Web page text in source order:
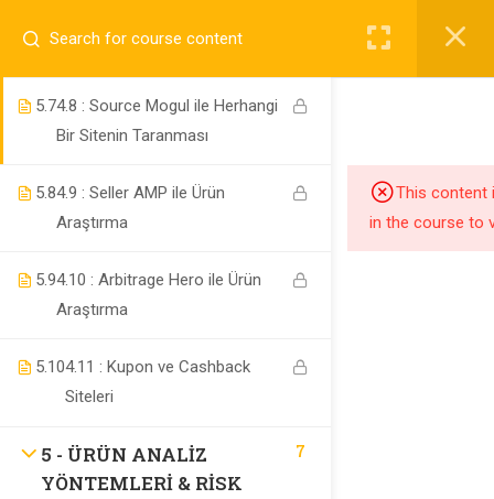
Tarama
5.74.8 : Source Mogul ile Herhangi
Bir Sitenin Taranması
5.84.9 : Seller AMP ile Ürün
Araştırma
5.94.10 : Arbitrage Hero ile Ürün
Araştırma
5.104.11 : Kupon ve Cashback
Siteleri
5 - ÜRÜN ANALIZ
YÖNTEMLERI & RISK
7
This content
in the course to
info@ekipamazon.com
Company